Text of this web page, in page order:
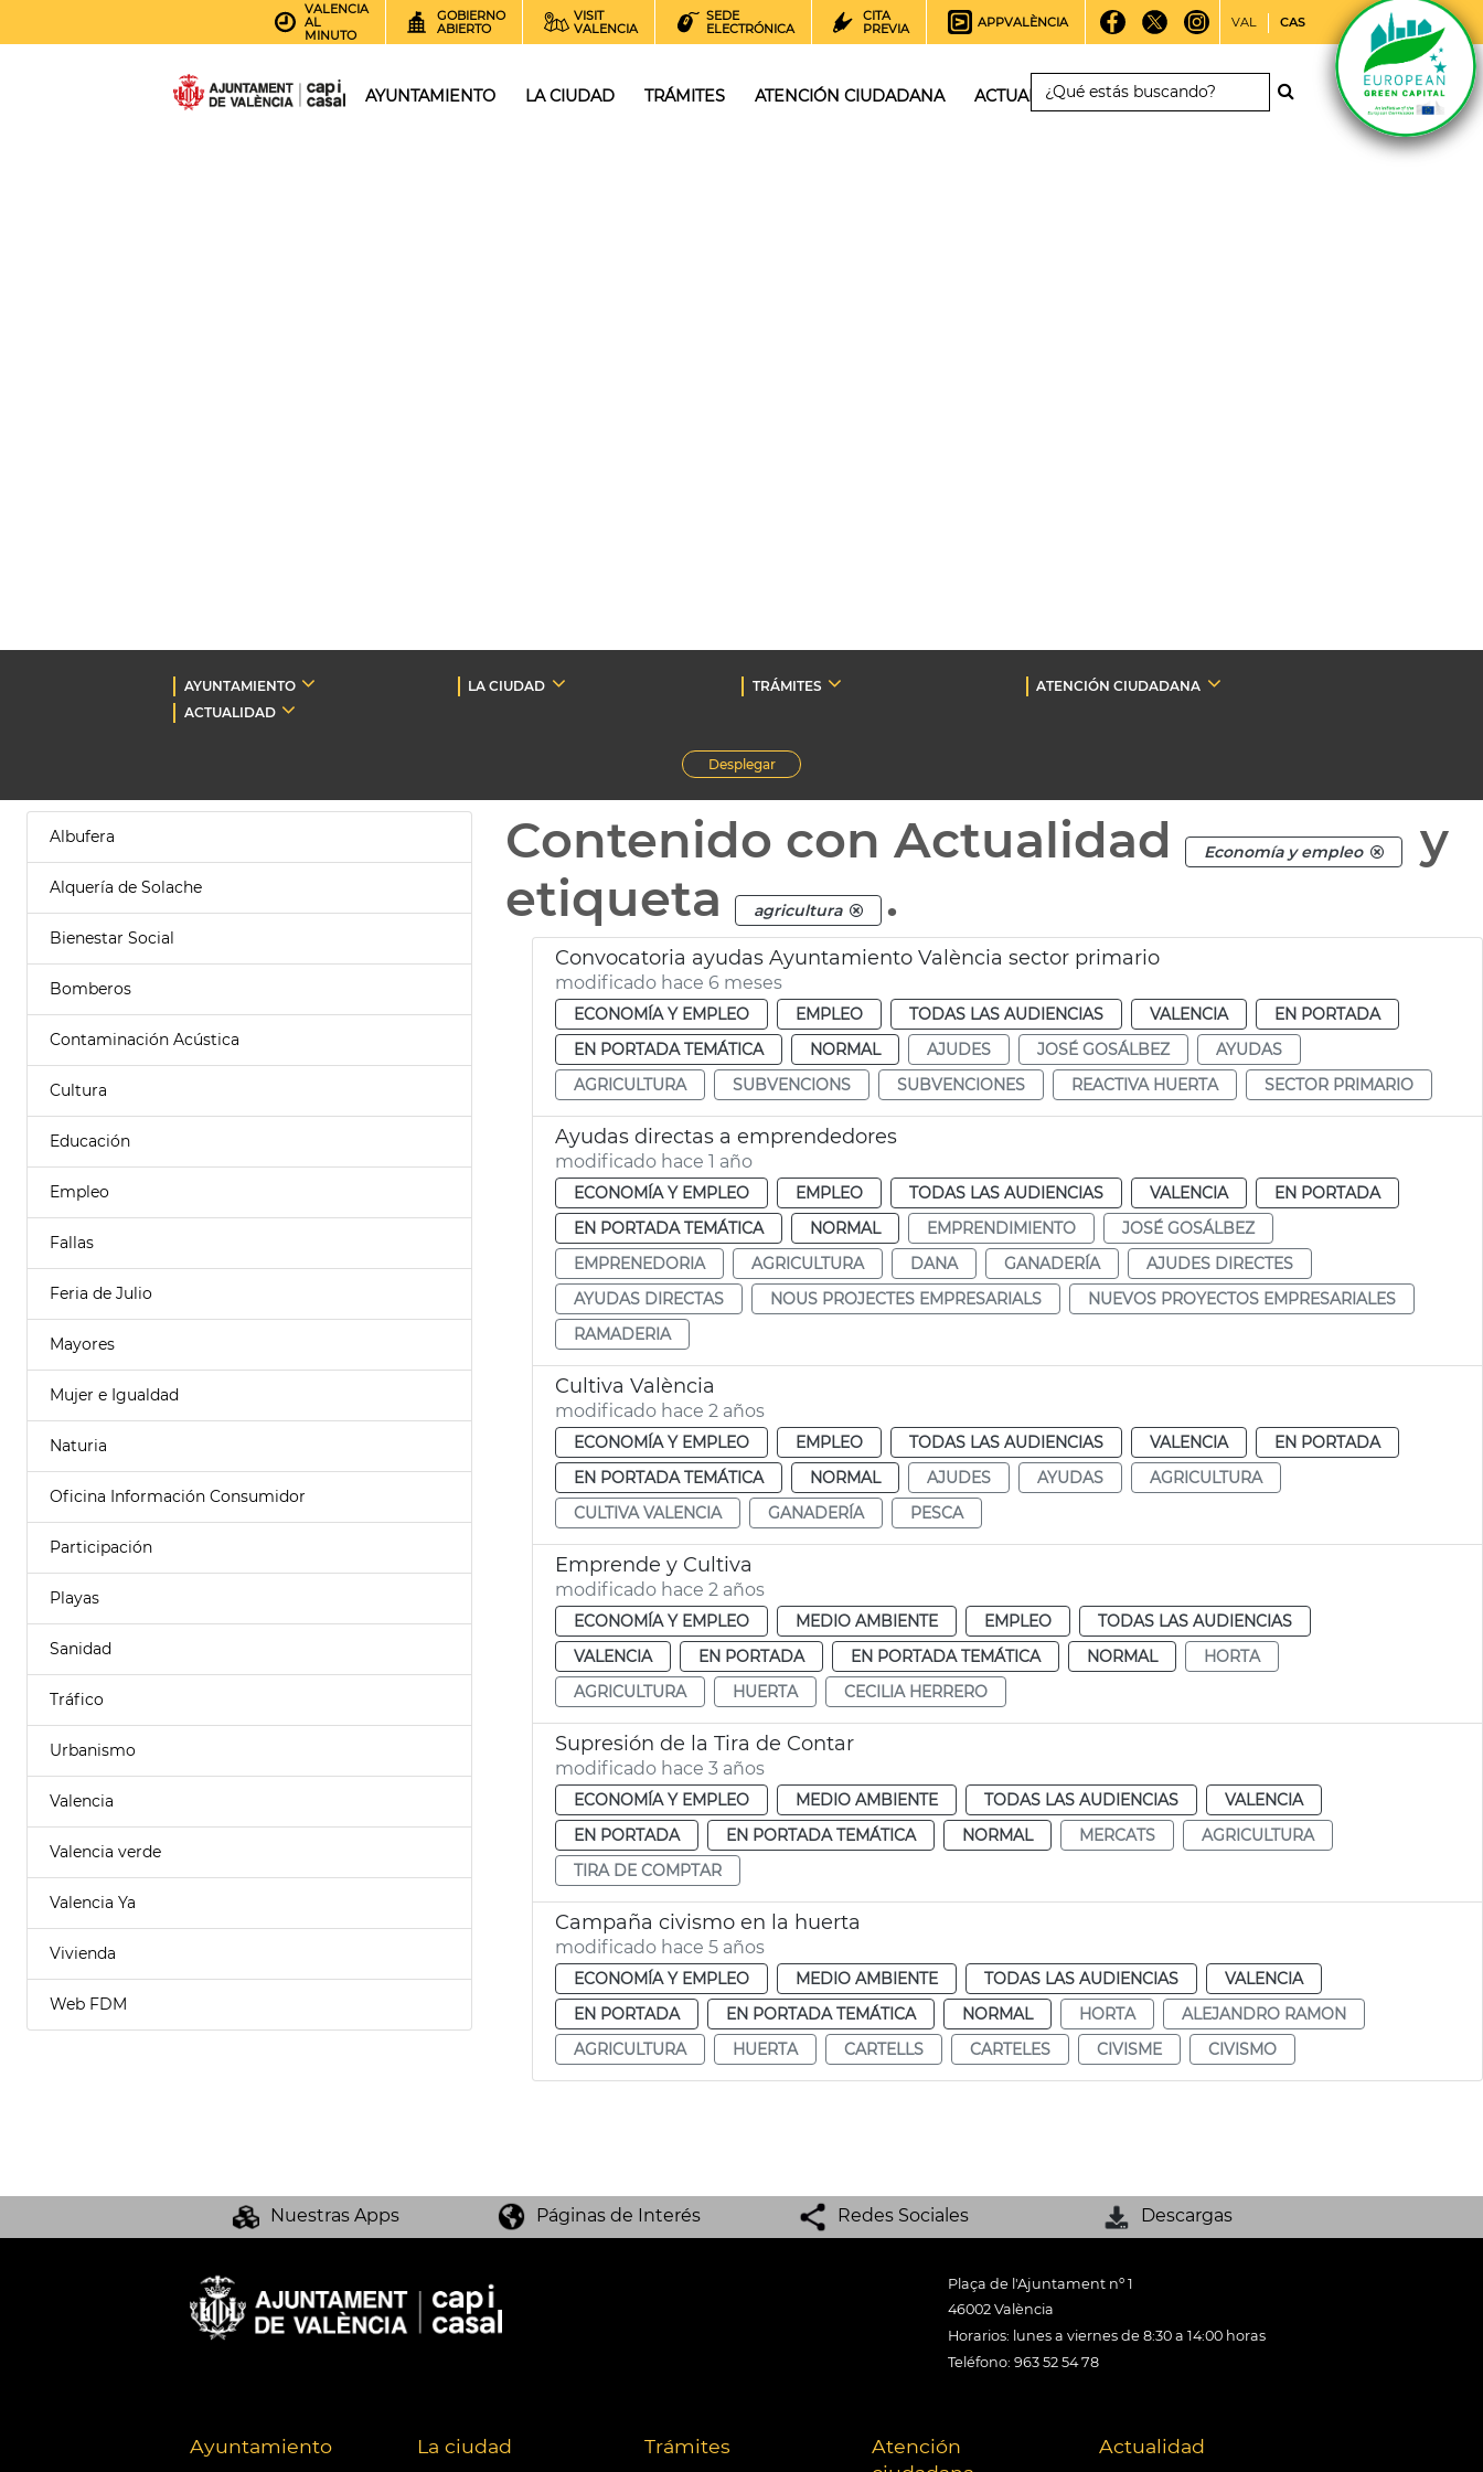
VALENCIA
AL
MINUTO
GOBIERNO
ABIERTO
VISIT
VALENCIA
SEDE
ELECTRÓNICA
CITA
PREVIA
APPVALÈNCIA VAL CAS
AYUNTAMIENTO LA CIUDAD TRÁMITES ATENCIÓN CIUDADANA ACTUALIDAD
AYUNTAMIENTO LA CIUDAD TRÁMITES
ATENCIÓN CIUDADANA
ACTUALIDAD
Desplegar
Albufera
Alquería de Solache
Bienestar Social
Bomberos
Contaminación Acústica
Cultura
Educación
Empleo
Fallas
Feria de Julio
Mayores
Mujer e Igualdad
Naturia
Oficina Información Consumidor
Participación
Playas
Sanidad
Tráfico
Urbanismo
Valencia
Valencia verde
Valencia Ya
Vivienda
Web FDM
Contenido con Actualidad Economía y empleo
y
etiqueta
agricultura .
Convocatoria ayudas Ayuntamiento València sector primario
modificado hace 6 meses
ECONOMÍA Y EMPLEO EMPLEO TODAS LAS AUDIENCIAS VALENCIA
EN PORTADA
EN PORTADA TEMÁTICA
NORMAL AJUDES JOSÉ GOSÁLBEZ
AYUDAS
AGRICULTURA
SUBVENCIONS SUBVENCIONES REACTIVA HUERTA SECTOR PRIMARIO
Ayudas directas a emprendedores
modificado hace 1 año
ECONOMÍA Y EMPLEO EMPLEO TODAS LAS AUDIENCIAS VALENCIA
EN PORTADA
EN PORTADA TEMÁTICA
NORMAL EMPRENDIMIENTO
JOSÉ GOSÁLBEZ
EMPRENEDORIA
AGRICULTURA DANA GANADERÍA
AJUDES DIRECTES
AYUDAS DIRECTAS
NOUS PROJECTES EMPRESARIALS
NUEVOS PROYECTOS EMPRESARIALES
RAMADERIA
Cultiva València
modificado hace 2 años
ECONOMÍA Y EMPLEO EMPLEO TODAS LAS AUDIENCIAS VALENCIA
EN PORTADA
EN PORTADA TEMÁTICA
NORMAL AJUDES AYUDAS
AGRICULTURA
CULTIVA VALENCIA
GANADERÍA PESCA
Emprende y Cultiva
modificado hace 2 años
ECONOMÍA Y EMPLEO MEDIO AMBIENTE EMPLEO
TODAS LAS AUDIENCIAS
VALENCIA
EN PORTADA EN PORTADA TEMÁTICA NORMAL
HORTA
AGRICULTURA
HUERTA CECILIA HERRERO
Supresión de la Tira de Contar
modificado hace 3 años
ECONOMÍA Y EMPLEO MEDIO AMBIENTE TODAS LAS AUDIENCIAS
VALENCIA
EN PORTADA
EN PORTADA TEMÁTICA NORMAL MERCATS
AGRICULTURA
TIRA DE COMPTAR
Campaña civismo en la huerta
modificado hace 5 años
ECONOMÍA Y EMPLEO MEDIO AMBIENTE TODAS LAS AUDIENCIAS
VALENCIA
EN PORTADA
EN PORTADA TEMÁTICA NORMAL HORTA
ALEJANDRO RAMON
AGRICULTURA
HUERTA CARTELLS CARTELES CIVISME CIVISMO
Nuestras Apps Páginas de Interés Redes Sociales Descargas
Plaça de l'Ajuntament nº 1
46002 València
Horarios: lunes a viernes de 8:30 a 14:00 horas
Teléfono: 963 52 54 78
Ayuntamiento La ciudad Trámites
Atención
Actualidad